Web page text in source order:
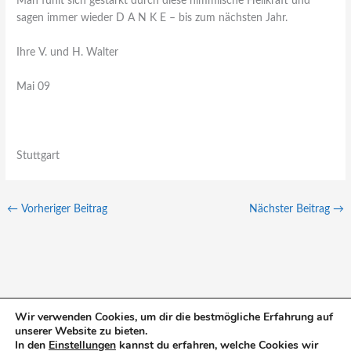
sagen immer wieder D A N K E – bis zum nächsten Jahr.
Ihre V. und H. Walter
Mai 09
Stuttgart
← Vorheriger Beitrag Nächster Beitrag →
S
Wir verwenden Cookies, um dir die bestmögliche Erfahrung auf
unserer Website zu bieten.
In den Einstellungen kannst du erfahren, welche Cookies wir